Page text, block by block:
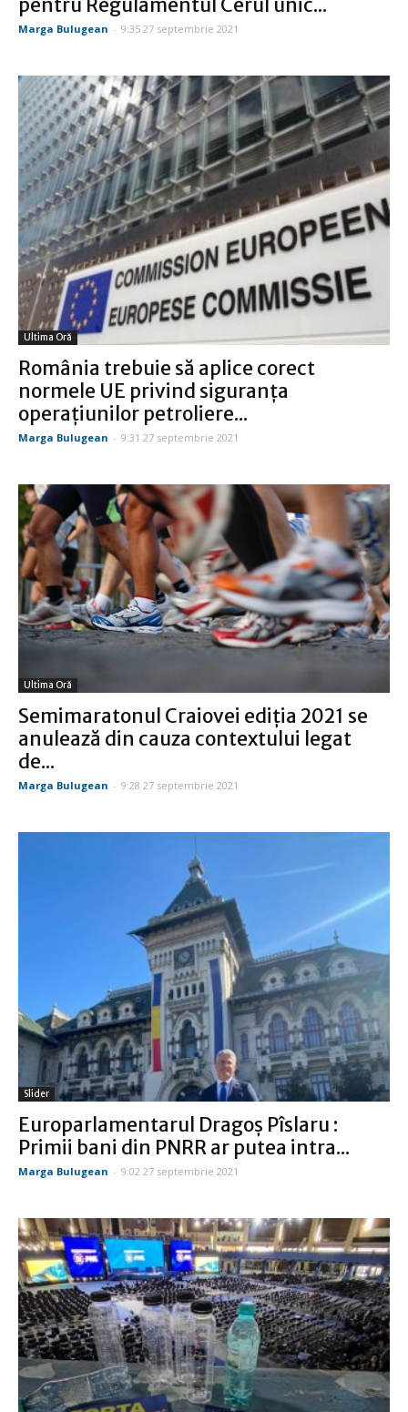
pentru Regulamentul Cerul unic...
Marga Bulugean - 9:35 27 septembrie 2021
Ultima Oră
România trebuie să aplice corect
normele UE privind siguranța
operațiunilor petroliere...
Marga Bulugean - 9:31 27 septembrie 2021
Ultima Oră
Semimaratonul Craiovei ediția 2021 se
anulează din cauza contextului legat
de...
Marga Bulugean - 9:28 27 septembrie 2021
Slider
Europarlamentarul Dragoș Pîslaru :
Primii bani din PNRR ar putea intra...
Marga Bulugean - 9:02 27 septembrie 2021